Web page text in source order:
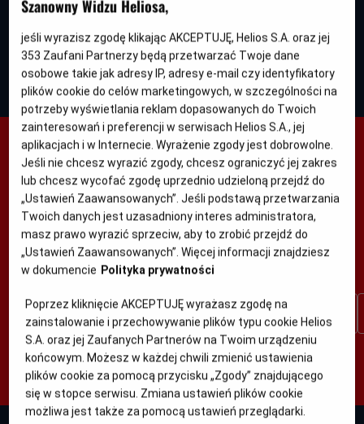
dubbing
rok
19:00
2D, napisy
21:15
2D, napisy
BYDGOSZCZ HELIOS
ZOBACZ CO GRAMY
Repertuar na kolejny tydzień wkażdy wtorek po godzinie
17:00
Wybierz interesujący Cię dzień
Dzisiaj
8 sie
Jutro
9 sie
Pon.
10 sie
Wt.
11 sie
Śr.
12 sie
13 sie
Zobacz ile możesz zyskać!
Szanowny Widzu Heliosa,
jeśli wyrazisz zgodę klikając AKCEPTUJĘ, Helios S.A. oraz jej
353 Zaufani Partnerzy będą przetwarzać Twoje dane
osobowe takie jak adresy IP, adresy e-mail czy identyfikatory
plików cookie do celów marketingowych, w szczególności na
potrzeby wyświetlania reklam dopasowanych do Twoich
zainteresowań i preferencji w serwisach Helios S.A., jej
aplikacjach i w Internecie. Wyrażenie zgody jest dobrowolne.
Jeśli nie chcesz wyrazić zgody, chcesz ograniczyć jej zakres
lub chcesz wycofać zgodę uprzednio udzieloną przejdź do
„Ustawień Zaawansowanych”. Jeśli podstawą przetwarzania
Twoich danych jest uzasadniony interes administratora,
masz prawo wyrazić sprzeciw, aby to zrobić przejdź do
„Ustawień Zaawansowanych”. Więcej informacji znajdziesz
w dokumencie Polityka prywatności
Poprzez kliknięcie AKCEPTUJĘ wyrażasz zgodę na
zainstalowanie i przechowywanie plików typu cookie Helios
S.A. oraz jej Zaufanych Partnerów na Twoim urządzeniu
końcowym. Możesz w każdej chwili zmienić ustawienia
plików cookie za pomocą przycisku „Zgody” znajdującego
się w stopce serwisu. Zmiana ustawień plików cookie
możliwa jest także za pomocą ustawień przeglądarki.